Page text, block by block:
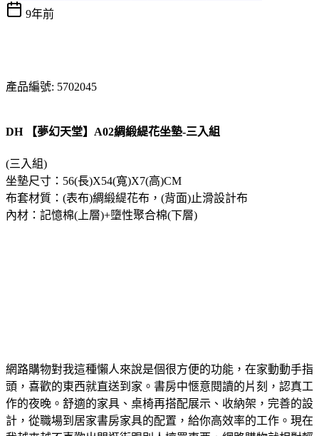
9年前
產品編號: 5702045
DH 【夢幻天堂】A02綢緞緹花坐墊-三入組
(三入組)
坐墊尺寸：56(長)X54(寬)X7(高)CM
布套材質：(表布)綢緞緹花布，(背面)止滑設計布
內材：記憶棉(上層)+墮性聚合棉(下層)
網路購物對我這種懶人來說是個很方便的功能，在家動動手指
頭，喜歡的東西就直送到家。書房中愜意閱讀的片刻，認真工
作的夜晚。舒適的家具、桌椅再搭配展示、收納架，完善的設
計，從職場到居家書房家具的配置，給你高效率的工作。現在